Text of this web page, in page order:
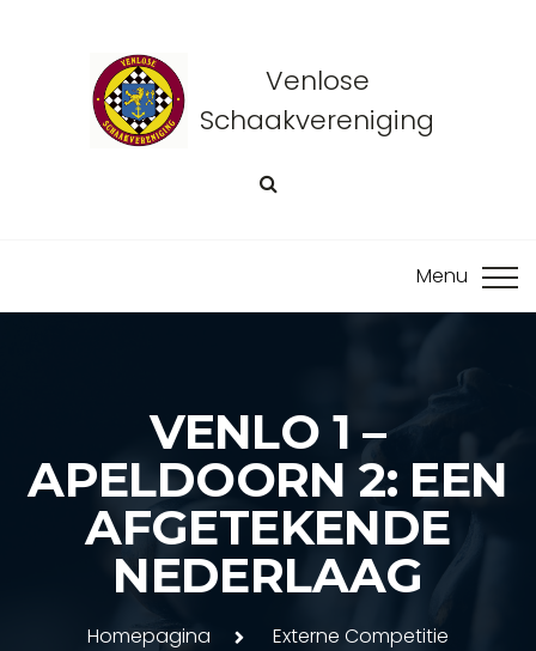
Venlose
Schaakvereniging
VENLO 1 –
APELDOORN 2: EEN
AFGETEKENDE
NEDERLAAG
Homepagina
Externe Competitie